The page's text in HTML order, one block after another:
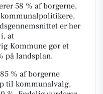
58 % af borgerne,
er her
at
Kommune gør et
på landsplan.
% af borgerne
til kommunalvalg,